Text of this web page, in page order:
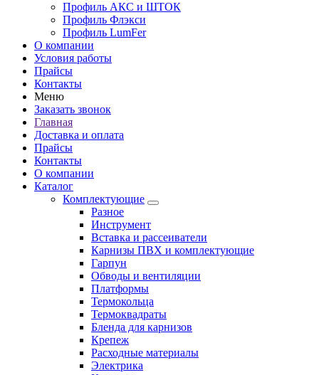
Профиль АКС и ШТОК
Профиль Флэкси
Профиль LumFer
О компании
Условия работы
Прайсы
Контакты
Меню
Заказать звонок
Главная
Доставка и оплата
Прайсы
Контакты
О компании
Каталог
Комплектующие
Разное
Инструмент
Вставка и рассеиватели
Карнизы ПВХ и комплектующие
Гарпун
Обводы и вентиляции
Платформы
Термокольца
Термоквадраты
Бленда для карнизов
Крепеж
Расходные материалы
Электрика